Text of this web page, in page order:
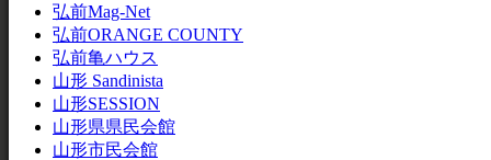
弘前Mag-Net
弘前ORANGE COUNTY
弘前亀ハウス
山形 Sandinista
山形SESSION
山形県県民会館
山形市民会館